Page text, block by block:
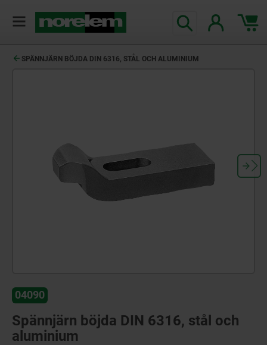
SPÄNNJÄRN BÖJDA DIN 6316, STÅL OCH ALUMINIUM
04090
Spännjärn böjda DIN 6316, stål och
aluminium